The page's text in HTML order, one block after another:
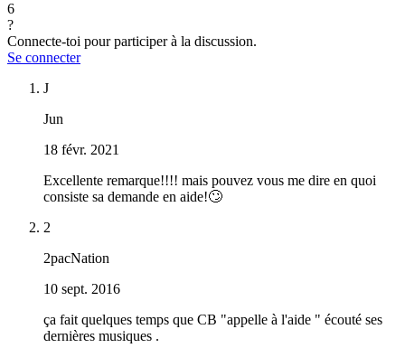
6
?
Connecte-toi pour participer à la discussion.
Se connecter
J
Jun
18 févr. 2021
Excellente remarque!!!! mais pouvez vous me dire en quoi
consiste sa demande en aide!🙄
2
2pacNation
10 sept. 2016
ça fait quelques temps que CB "appelle à l'aide " écouté ses
dernières musiques .